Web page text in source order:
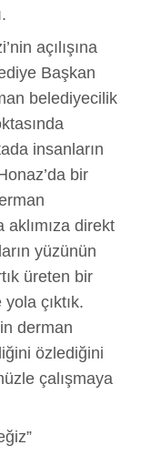
açılışına
Başkan
belediyecilik
insanların
bir
direkt
yüzünün
üreten bir
çıktık.
derman
özlediğini
çalışmaya